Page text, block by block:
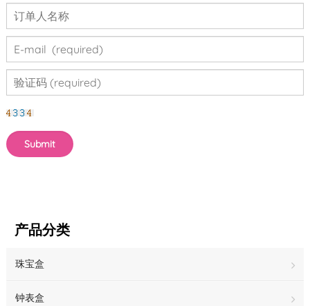
产品分类
珠宝盒
钟表盒